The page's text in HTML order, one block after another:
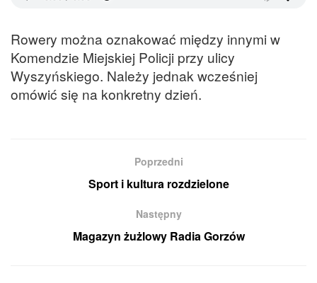
Rowery można oznakować między innymi w
Komendzie Miejskiej Policji przy ulicy
Wyszyńskiego. Należy jednak wcześniej
omówić się na konkretny dzień.
Poprzedni
Sport i kultura rozdzielone
Następny
Magazyn żużlowy Radia Gorzów